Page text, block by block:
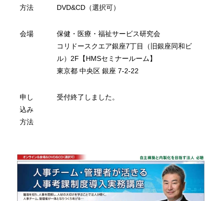
方法
DVD&CD（選択可）
会場
保健・医療・福祉サービス研究会
コリドースクエア銀座7丁目（旧銀座同和ビ
ル）2F【HMSセミナールーム】
東京都 中央区 銀座 7-2-22
申し
込み
方法
受付終了しました。